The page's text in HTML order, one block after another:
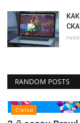
RANDOM POSTS
Статьи